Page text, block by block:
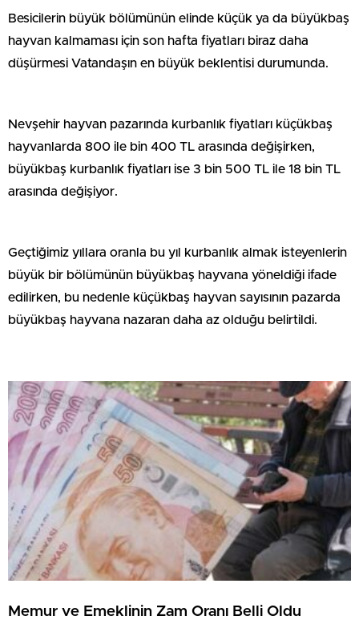
Besicilerin büyük bölümünün elinde küçük ya da büyükbaş
hayvan kalmaması için son hafta fiyatları biraz daha
düşürmesi Vatandaşın en büyük beklentisi durumunda.
Nevşehir hayvan pazarında kurbanlık fiyatları küçükbaş
hayvanlarda 800 ile bin 400 TL arasında değişirken,
büyükbaş kurbanlık fiyatları ise 3 bin 500 TL ile 18 bin TL
arasında değişiyor.
Geçtiğimiz yıllara oranla bu yıl kurbanlık almak isteyenlerin
büyük bir bölümünün büyükbaş hayvana yöneldiği ifade
edilirken, bu nedenle küçükbaş hayvan sayısının pazarda
büyükbaş hayvana nazaran daha az olduğu belirtildi.
Memur ve Emeklinin Zam Oranı Belli Oldu